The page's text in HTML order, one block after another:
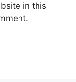
in this